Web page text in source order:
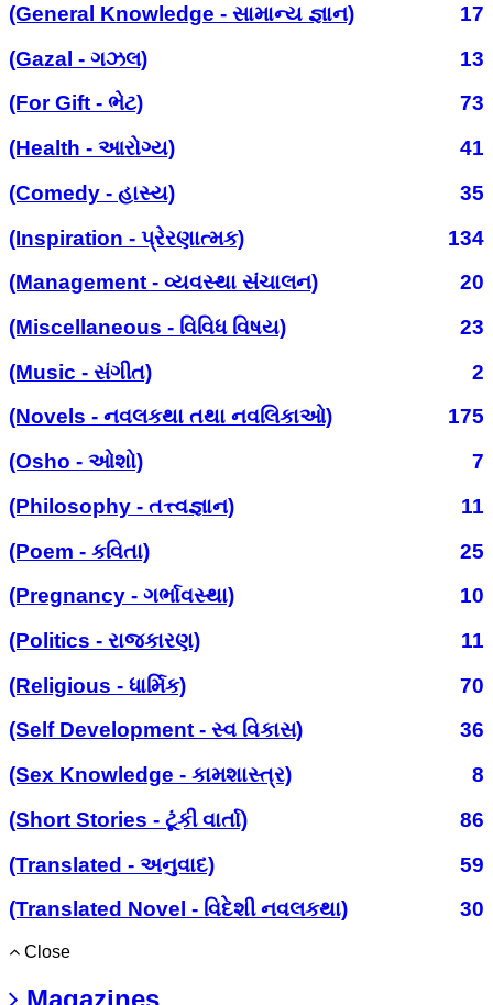
(General Knowledge - સામાન્ય જ્ઞાન)
17
(Gazal - ગઝલ)
13
(For Gift - ભેટ)
73
(Health - આરોગ્ય)
41
(Comedy - હાસ્ય)
35
(Inspiration - પ્રેરણાત્મક)
134
(Management - વ્યવસ્થા સંચાલન)
20
(Miscellaneous - વિવિધ વિષય)
23
(Music - સંગીત)
2
(Novels - નવલકથા તથા નવલિકાઓ)
175
(Osho - ઓશો)
7
(Philosophy - તત્ત્વજ્ઞાન)
11
(Poem - કવિતા)
25
(Pregnancy - ગર્ભાવસ્થા)
10
(Politics - રાજકારણ)
11
(Religious - ધાર્મિક)
70
(Self Development - સ્વ વિકાસ)
36
(Sex Knowledge - કામશાસ્ત્ર)
8
(Short Stories - ટૂંકી વાર્તા)
86
(Translated - અનુવાદ)
59
(Translated Novel - વિદેશી નવલકથા)
30
Close
Magazines